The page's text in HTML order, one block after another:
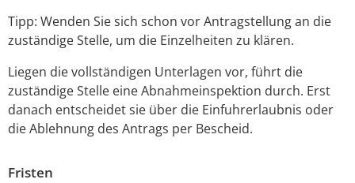
Tipp: Wenden Sie sich schon vor Antragstellung an die
zuständige Stelle, um die Einzelheiten zu klären.
Liegen die vollständigen Unterlagen vor, führt die
zuständige Stelle eine Abnahmeinspektion durch. Erst
danach entscheidet sie über die Einfuhrerlaubnis oder
die Ablehnung des Antrags per Bescheid.
Fristen